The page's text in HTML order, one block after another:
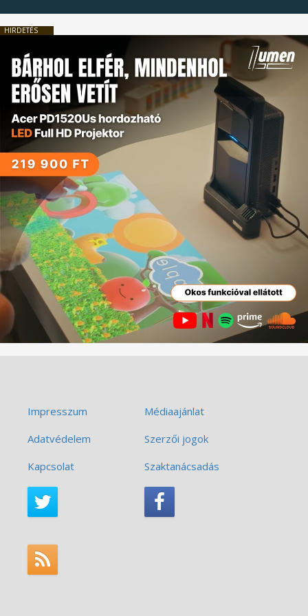
HIRDETÉS
Impresszum
Médiaajánlat
Adatvédelem
Szerzői jogok
Kapcsolat
Szaktanácsadás